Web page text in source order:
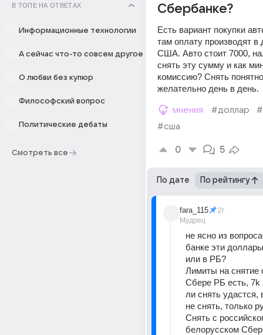
В ТОПЕ НА ОТВЕТАХ
Информационные технологии
А сейчас что-то совсем другое
О любви без купюр
Философский вопрос
Политические дебаты
Смотреть все
Сбербанке?
Есть вариант покупки
там оплату производят в
США. Авто стоит 7000,
снять эту сумму и как
комиссию? Снять
желательно день в день.
мнения #доллар
#сша
0 5
По дате По рейтингу
fara_115
Мудрец
2г
не ясно из
банке эти
или в РБ?
Лимиты на снятие
Сбере РБ есть, 7k
ли снять
не снять, только
Снять с
белорусском